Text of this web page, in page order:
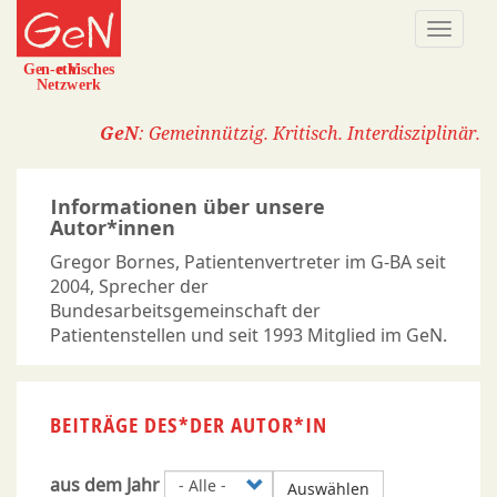
Direkt
zum
Inhalt
GeN: Gemeinnützig. Kritisch. Interdisziplinär.
Informationen über unsere
Autor*innen
Gregor Bornes, Patientenvertreter im G-BA seit
2004, Sprecher der
Bundesarbeitsgemeinschaft der
Patientenstellen und seit 1993 Mitglied im GeN.
BEITRÄGE DES*DER AUTOR*IN
aus dem Jahr Auswählen